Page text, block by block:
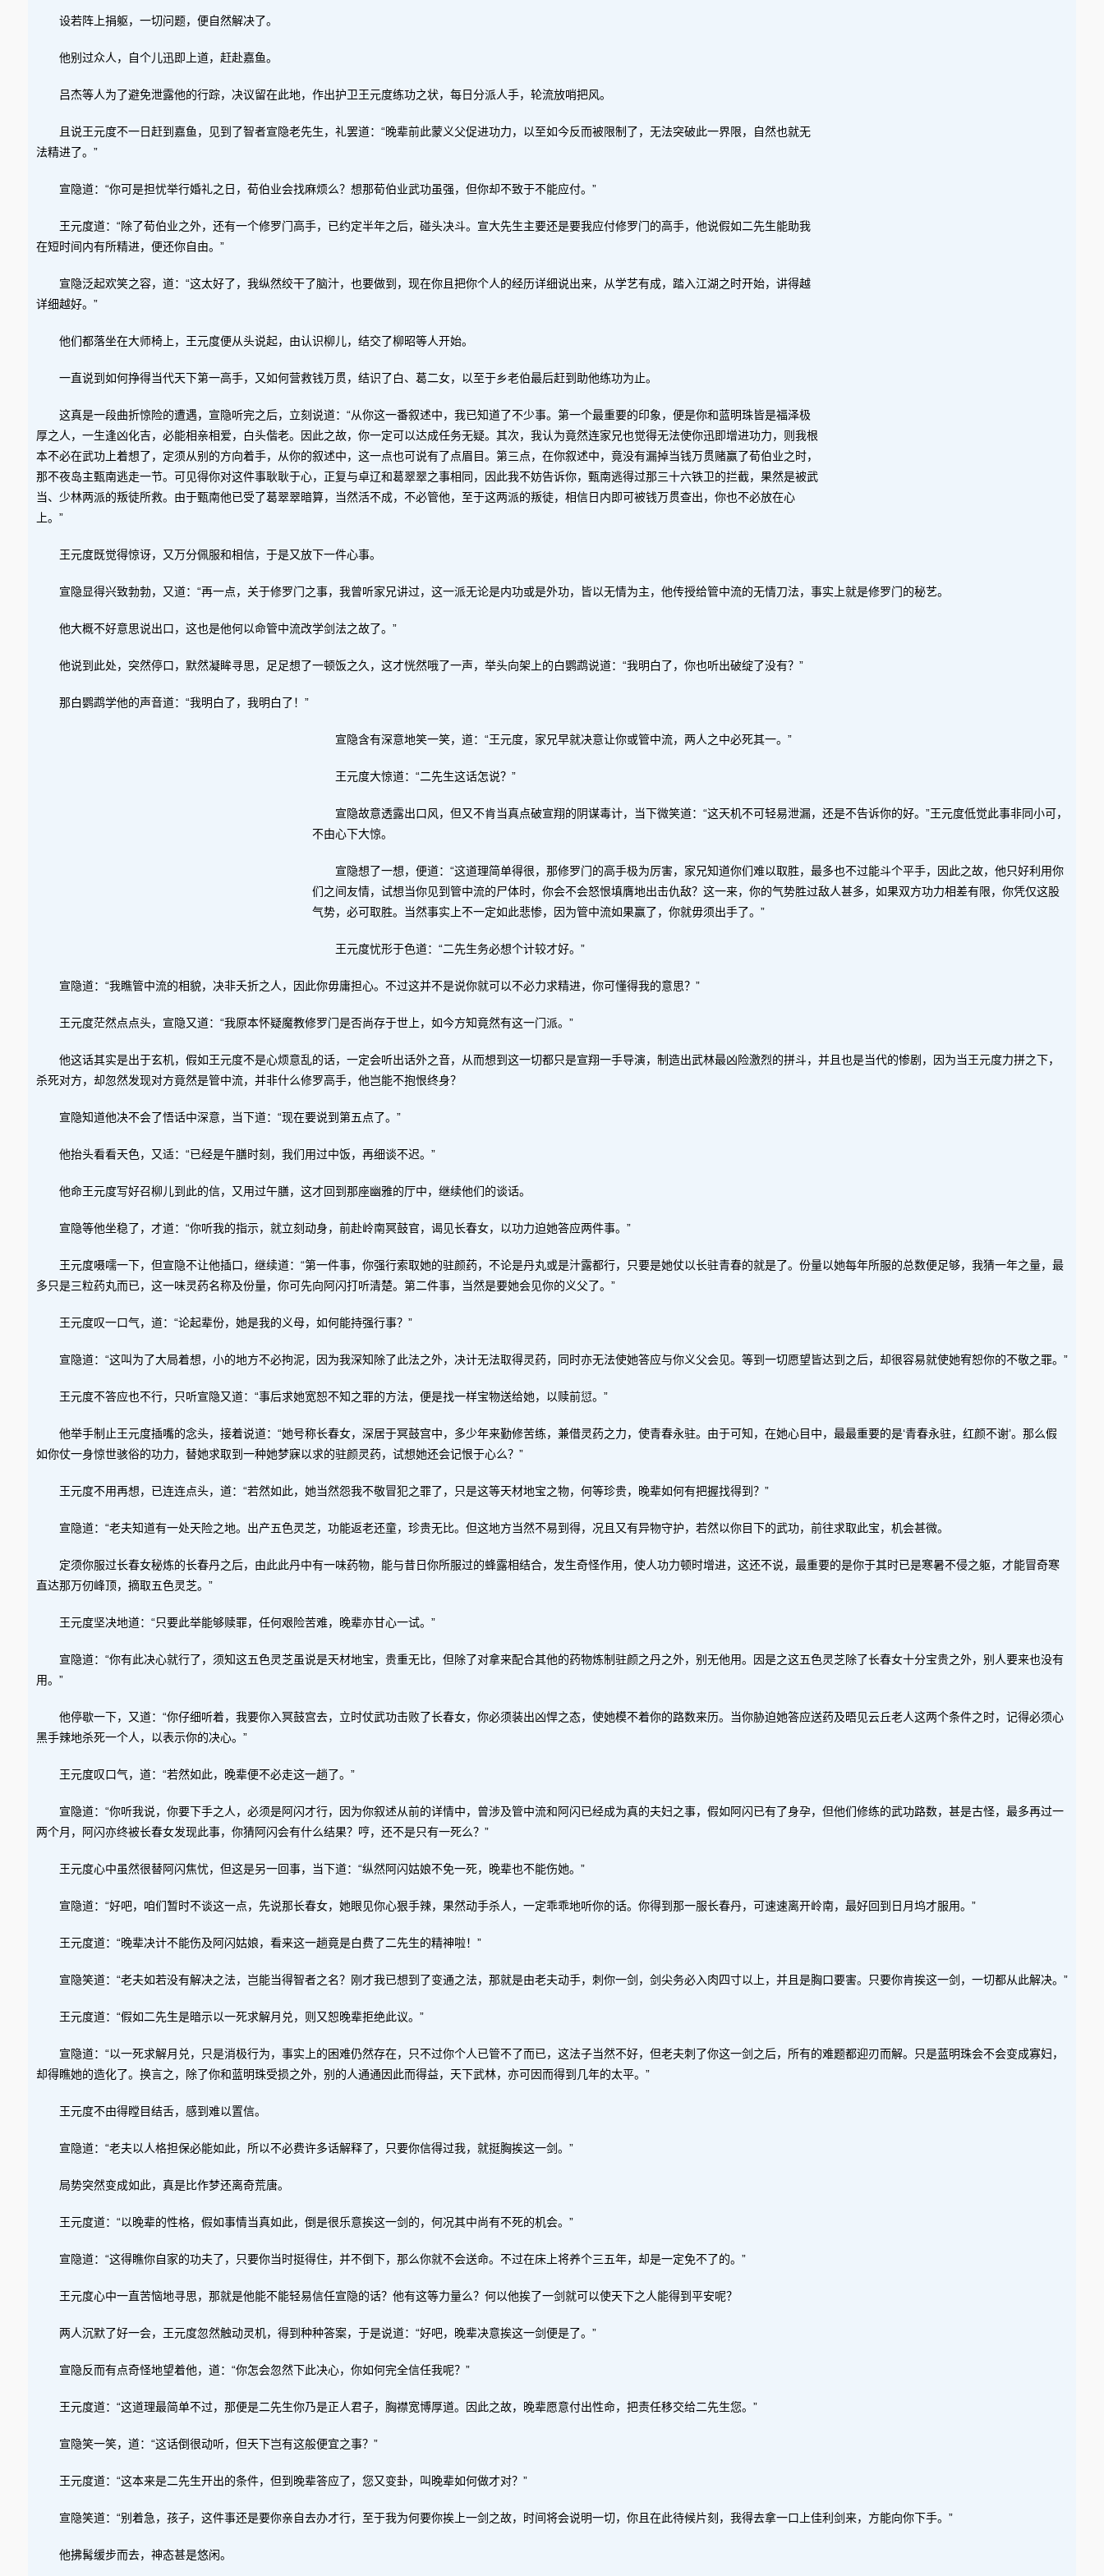
设若阵上捐躯，一切问题，便自然解决了。
他别过众人，自个儿迅即上道，赶赴嘉鱼。
吕杰等人为了避免泄露他的行踪，决议留在此地，作出护卫王元度练功之状，每日分派人手，轮流放哨把风。
且说王元度不一日赶到嘉鱼，见到了智者宣隐老先生，礼罢道：“晚辈前此蒙义父促进功力，以至如今反而被限制了，无法突破此一界限，自然也就无
法精进了。”
宣隐道：“你可是担忧举行婚礼之日，荀伯业会找麻烦么？想那荀伯业武功虽强，但你却不致于不能应付。”
王元度道：“除了荀伯业之外，还有一个修罗门高手，已约定半年之后，碰头决斗。宣大先生主要还是要我应付修罗门的高手，他说假如二先生能助我
在短时间内有所精进，便还你自由。”
宣隐泛起欢笑之容，道：“这太好了，我纵然绞干了脑汁，也要做到，现在你且把你个人的经历详细说出来，从学艺有成，踏入江湖之时开始，讲得越
详细越好。”
他们都落坐在大师椅上，王元度便从头说起，由认识柳儿，结交了柳昭等人开始。
一直说到如何挣得当代天下第一高手，又如何营救钱万贯，结识了白、葛二女，以至于乡老伯最后赶到助他练功为止。
这真是一段曲折惊险的遭遇，宣隐听完之后，立刻说道：“从你这一番叙述中，我已知道了不少事。第一个最重要的印象，便是你和蓝明珠皆是福泽极
厚之人，一生逢凶化吉，必能相亲相爱，白头偕老。因此之故，你一定可以达成任务无疑。其次，我认为竟然连家兄也觉得无法使你迅即增进功力，则我根
本不必在武功上着想了，定须从别的方向着手，从你的叙述中，这一点也可说有了点眉目。第三点，在你叙述中，竟没有漏掉当钱万贯赌赢了荀伯业之时，
那不夜岛主甄南逃走一节。可见得你对这件事耿耿于心，正复与卓辽和葛翠翠之事相同，因此我不妨告诉你，甄南逃得过那三十六铁卫的拦截，果然是被武
当、少林两派的叛徒所救。由于甄南他已受了葛翠翠暗算，当然活不成，不必管他，至于这两派的叛徒，相信日内即可被钱万贯查出，你也不必放在心
上。”
王元度既觉得惊讶，又万分佩服和相信，于是又放下一件心事。
宣隐显得兴致勃勃，又道：“再一点，关于修罗门之事，我曾听家兄讲过，这一派无论是内功或是外功，皆以无情为主，他传授给管中流的无情刀法，事实上就是修罗门的秘艺。
他大概不好意思说出口，这也是他何以命管中流改学剑法之故了。”
他说到此处，突然停口，默然凝眸寻思，足足想了一顿饭之久，这才恍然哦了一声，举头向架上的白鹦鹉说道：“我明白了，你也听出破绽了没有？”
那白鹦鹉学他的声音道：“我明白了，我明白了！”
宣隐含有深意地笑一笑，道：“王元度，家兄早就决意让你或管中流，两人之中必死其一。”
王元度大惊道：“二先生这话怎说？”
宣隐故意透露出口风，但又不肯当真点破宣翔的阴谋毒计，当下微笑道：“这天机不可轻易泄漏，还是不告诉你的好。”王元度低觉此事非同小可，
不由心下大惊。
宣隐想了一想，便道：“这道理简单得很，那修罗门的高手极为厉害，家兄知道你们难以取胜，最多也不过能斗个平手，因此之故，他只好利用你
们之间友情，试想当你见到管中流的尸体时，你会不会怒恨填膺地出击仇敌？这一来，你的气势胜过敌人甚多，如果双方功力相差有限，你凭仅这股
气势，必可取胜。当然事实上不一定如此悲惨，因为管中流如果赢了，你就毋须出手了。”
王元度忧形于色道：“二先生务必想个计较才好。”
宣隐道：“我瞧管中流的相貌，决非夭折之人，因此你毋庸担心。不过这并不是说你就可以不必力求精进，你可懂得我的意思？”
王元度茫然点点头，宣隐又道：“我原本怀疑魔教修罗门是否尚存于世上，如今方知竟然有这一门派。”
他这话其实是出于玄机，假如王元度不是心烦意乱的话，一定会听出话外之音，从而想到这一切都只是宣翔一手导演，制造出武林最凶险激烈的拼斗，并且也是当代的惨剧，因为当王元度力拼之下，
杀死对方，却忽然发现对方竟然是管中流，并非什么修罗高手，他岂能不抱恨终身？
宣隐知道他决不会了悟话中深意，当下道：“现在要说到第五点了。”
他抬头看看天色，又适：“已经是午膳时刻，我们用过中饭，再细谈不迟。”
他命王元度写好召柳儿到此的信，又用过午膳，这才回到那座幽雅的厅中，继续他们的谈话。
宣隐等他坐稳了，才道：“你听我的指示，就立刻动身，前赴岭南冥鼓官，谒见长春女，以功力迫她答应两件事。”
王元度嗫嚅一下，但宣隐不让他插口，继续道：“第一件事，你强行索取她的驻颜药，不论是丹丸或是汁露都行，只要是她仗以长驻青春的就是了。份量以她每年所服的总数便足够，我猜一年之量，最
多只是三粒药丸而已，这一味灵药名称及份量，你可先向阿闪打听清楚。第二件事，当然是要她会见你的义父了。”
王元度叹一口气，道：“论起辈份，她是我的义母，如何能持强行事？”
宣隐道：“这叫为了大局着想，小的地方不必拘泥，因为我深知除了此法之外，决计无法取得灵药，同时亦无法使她答应与你义父会见。等到一切愿望皆达到之后，却很容易就使她宥恕你的不敬之罪。”
王元度不答应也不行，只听宣隐又道：“事后求她宽恕不知之罪的方法，便是找一样宝物送给她，以赎前愆。”
他举手制止王元度插嘴的念头，接着说道：“她号称长春女，深居于冥鼓宫中，多少年来勤修苦练，兼借灵药之力，使青春永驻。由于可知，在她心目中，最最重要的是‘青春永驻，红颜不谢’。那么假
如你仗一身惊世骇俗的功力，替她求取到一种她梦寐以求的驻颜灵药，试想她还会记恨于心么？”
王元度不用再想，已连连点头，道：“若然如此，她当然怨我不敬冒犯之罪了，只是这等天材地宝之物，何等珍贵，晚辈如何有把握找得到？”
宣隐道：“老夫知道有一处天险之地。出产五色灵芝，功能返老还童，珍贵无比。但这地方当然不易到得，况且又有异物守护，若然以你目下的武功，前往求取此宝，机会甚微。
定须你服过长春女秘炼的长春丹之后，由此此丹中有一味药物，能与昔日你所服过的蜂露相结合，发生奇怪作用，使人功力顿时增进，这还不说，最重要的是你于其时已是寒暑不侵之躯，才能冒奇寒
直达那万仞峰顶，摘取五色灵芝。”
王元度坚决地道：“只要此举能够赎罪，任何艰险苦难，晚辈亦甘心一试。”
宣隐道：“你有此决心就行了，须知这五色灵芝虽说是天材地宝，贵重无比，但除了对拿来配合其他的药物炼制驻颜之丹之外，别无他用。因是之这五色灵芝除了长春女十分宝贵之外，别人要来也没有
用。”
他停歇一下，又道：“你仔细听着，我要你入冥鼓宫去，立时仗武功击败了长春女，你必须装出凶悍之态，使她模不着你的路数来历。当你胁迫她答应送药及晤见云丘老人这两个条件之时，记得必须心
黑手辣地杀死一个人，以表示你的决心。”
王元度叹口气，道：“若然如此，晚辈便不必走这一趟了。”
宣隐道：“你听我说，你要下手之人，必须是阿闪才行，因为你叙述从前的详情中，曾涉及管中流和阿闪已经成为真的夫妇之事，假如阿闪已有了身孕，但他们修练的武功路数，甚是古怪，最多再过一
两个月，阿闪亦终被长春女发现此事，你猜阿闪会有什么结果？哼，还不是只有一死么？”
王元度心中虽然很替阿闪焦忧，但这是另一回事，当下道：“纵然阿闪姑娘不免一死，晚辈也不能伤她。”
宣隐道：“好吧，咱们暂时不谈这一点，先说那长春女，她眼见你心狠手辣，果然动手杀人，一定乖乖地听你的话。你得到那一服长春丹，可速速离开岭南，最好回到日月坞才服用。”
王元度道：“晚辈决计不能伤及阿闪姑娘，看来这一趟竟是白费了二先生的精神啦！”
宣隐笑道：“老夫如若没有解决之法，岂能当得智者之名？刚才我已想到了变通之法，那就是由老夫动手，刺你一剑，剑尖务必入肉四寸以上，并且是胸口要害。只要你肯挨这一剑，一切都从此解决。”
王元度道：“假如二先生是暗示以一死求解月兑，则又恕晚辈拒绝此议。”
宣隐道：“以一死求解月兑，只是消极行为，事实上的困难仍然存在，只不过你个人已管不了而已，这法子当然不好，但老夫刺了你这一剑之后，所有的难题都迎刃而解。只是蓝明珠会不会变成寡妇，
却得瞧她的造化了。换言之，除了你和蓝明珠受损之外，别的人通通因此而得益，天下武林，亦可因而得到几年的太平。”
王元度不由得瞠目结舌，感到难以置信。
宣隐道：“老夫以人格担保必能如此，所以不必费许多话解释了，只要你信得过我，就挺胸挨这一剑。”
局势突然变成如此，真是比作梦还离奇荒唐。
王元度道：“以晚辈的性格，假如事情当真如此，倒是很乐意挨这一剑的，何况其中尚有不死的机会。”
宣隐道：“这得瞧你自家的功夫了，只要你当时挺得住，并不倒下，那么你就不会送命。不过在床上将养个三五年，却是一定免不了的。”
王元度心中一直苦恼地寻思，那就是他能不能轻易信任宣隐的话？他有这等力量么？何以他挨了一剑就可以使天下之人能得到平安呢？
两人沉默了好一会，王元度忽然触动灵机，得到种种答案，于是说道：“好吧，晚辈决意挨这一剑便是了。”
宣隐反而有点奇怪地望着他，道：“你怎会忽然下此决心，你如何完全信任我呢？”
王元度道：“这道理最简单不过，那便是二先生你乃是正人君子，胸襟宽博厚道。因此之故，晚辈愿意付出性命，把责任移交给二先生您。”
宣隐笑一笑，道：“这话倒很动听，但天下岂有这般便宜之事？”
王元度道：“这本来是二先生开出的条件，但到晚辈答应了，您又变卦，叫晚辈如何做才对？”
宣隐笑道：“别着急，孩子，这件事还是要你亲自去办才行，至于我为何要你挨上一剑之故，时间将会说明一切，你且在此待候片刻，我得去拿一口上佳利剑来，方能向你下手。”
他拂髯缓步而去，神态甚是悠闲。